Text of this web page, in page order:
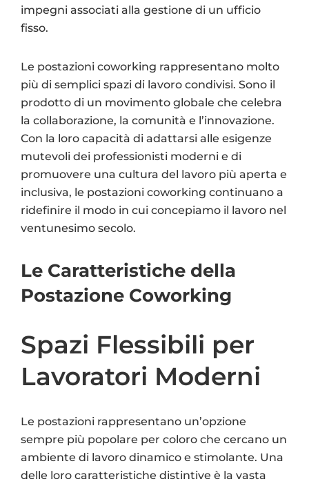
impegni associati alla gestione di un ufficio
fisso.
Le postazioni coworking rappresentano molto
più di semplici spazi di lavoro condivisi. Sono il
prodotto di un movimento globale che celebra
la collaborazione, la comunità e l’innovazione.
Con la loro capacità di adattarsi alle esigenze
mutevoli dei professionisti moderni e di
promuovere una cultura del lavoro più aperta e
inclusiva, le postazioni coworking continuano a
ridefinire il modo in cui concepiamo il lavoro nel
ventunesimo secolo.
Le Caratteristiche della
Postazione Coworking
Spazi Flessibili per
Lavoratori Moderni
Le postazioni rappresentano un’opzione
sempre più popolare per coloro che cercano un
ambiente di lavoro dinamico e stimolante. Una
delle loro caratteristiche distintive è la vasta